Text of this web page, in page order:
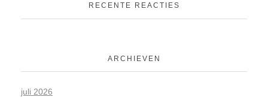
RECENTE REACTIES
ARCHIEVEN
juli 2026